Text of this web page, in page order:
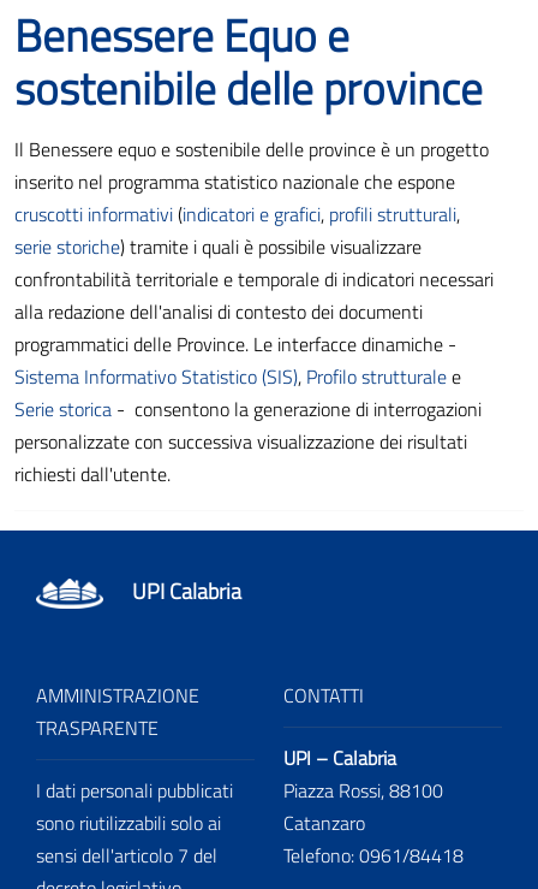
Benessere Equo e
sostenibile delle province
Il Benessere equo e sostenibile delle province è un progetto
inserito nel programma statistico nazionale che espone
cruscotti informativi(indicatori e grafici, profili strutturali,
serie storiche) tramite i quali è possibile visualizzare
confrontabilità territoriale e temporale di indicatori necessari
alla redazione dell'analisi di contesto dei documenti
programmatici delle Province. Le interfacce dinamiche -
Sistema Informativo Statistico (SIS), Profilo strutturalee
Serie storica - consentono la generazione di interrogazioni
personalizzate con successiva visualizzazione dei risultati
richiesti dall'utente.
UPI Calabria
AMMINISTRAZIONE
TRASPARENTE
I dati personali pubblicati
sono riutilizzabili solo ai
sensi dell'articolo 7 del
CONTATTI
UPI – Calabria
Piazza Rossi, 88100
Catanzaro
Telefono: 0961/84418